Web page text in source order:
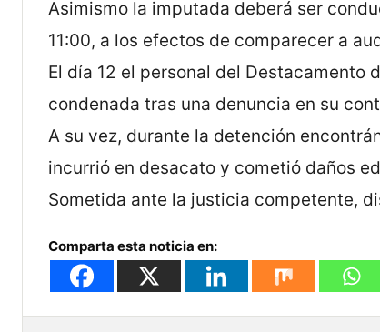
Asimismo la imputada deberá ser
11:00, a los efectos de comparecer a
El día 12 el personal del Destacamento
condenada tras una denuncia en su
A su vez, durante la detención
incurrió en desacato y cometió daños
Sometida ante la justicia competente,
Comparta esta noticia en: